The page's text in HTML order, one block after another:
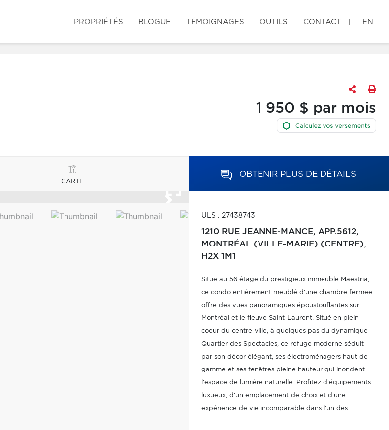
PROPRIÉTÉS BLOGUE TÉMOIGNAGES OUTILS CONTACT EN
1 950 $ par mois
CARTE
OBTENIR PLUS DE DÉTAILS
ULS : 27438743
1210 RUE JEANNE-MANCE, APP.5612,
MONTRÉAL (VILLE-MARIE) (CENTRE),
H2X 1M1
Situe au 56 étage du prestigieux immeuble Maestria,
ce condo entièrement meublé d'une chambre fermee
offre des vues panoramiques époustouflantes sur
Montréal et le fleuve Saint-Laurent. Situé en plein
coeur du centre-ville, à quelques pas du dynamique
Quartier des Spectacles, ce refuge moderne séduit
par son décor élégant, ses électroménagers haut de
gamme et ses fenêtres pleine hauteur qui inondent
l'espace de lumière naturelle. Profitez d'équipements
luxueux, d'un emplacement de choix et d'une
expérience de vie incomparable dans l'un des